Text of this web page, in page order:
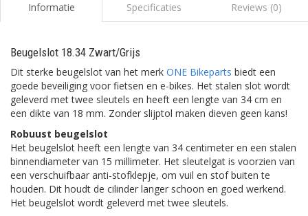
Informatie Specificaties Reviews (0)
Beugelslot 18.34 Zwart/Grijs
Dit sterke beugelslot van het merk ONE Bikeparts biedt een
goede beveiliging voor fietsen en e-bikes. Het stalen slot wordt
geleverd met twee sleutels en heeft een lengte van 34 cm en
een dikte van 18 mm. Zonder slijptol maken dieven geen kans!
Robuust beugelslot
Het beugelslot heeft een lengte van 34 centimeter en een stalen
binnendiameter van 15 millimeter. Het sleutelgat is voorzien van
een verschuifbaar anti-stofklepje, om vuil en stof buiten te
houden. Dit houdt de cilinder langer schoon en goed werkend.
Het beugelslot wordt geleverd met twee sleutels.